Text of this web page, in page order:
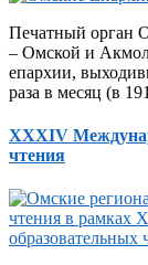
Печатный орган
– Омской и
епархии,
раза в месяц (в
XXXIV
чтения